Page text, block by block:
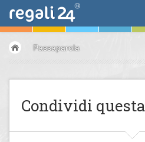
Passaparola
Condividi